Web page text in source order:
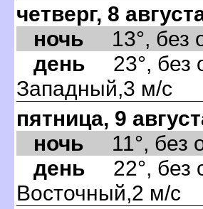
четверг, 8
ночь 13°, без
день 23°, без
Западный,3 м/с
пятница, 9
ночь 11°, без
день 22°, без
Восточный,2 м/с